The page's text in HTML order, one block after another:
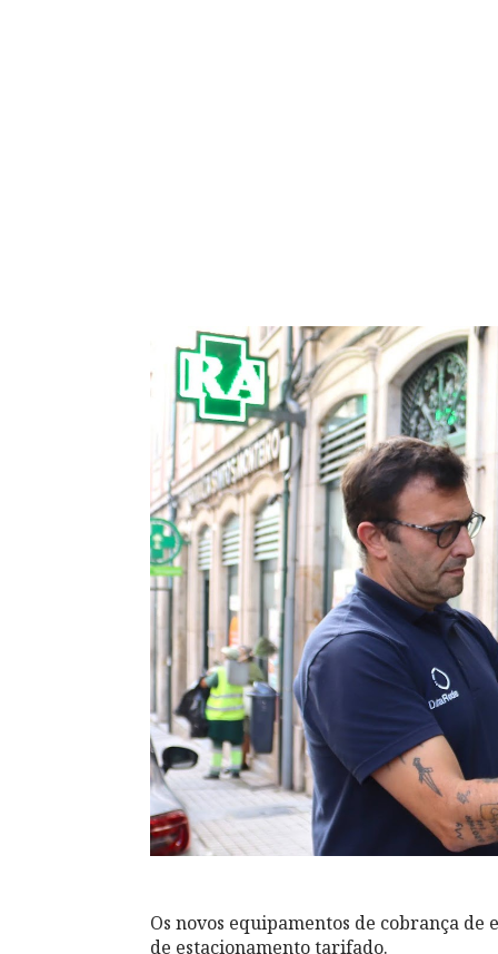
Os novos equipamentos de cobrança
de estacionamento tarifado.